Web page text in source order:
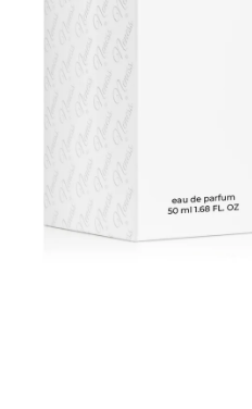
ARKADA SERUM TC16 11 ML
9 000 Ft